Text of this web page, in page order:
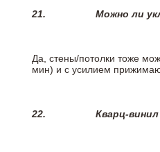
21. Можно ли
Да, стены/потолки тоже
мин) и с усилием
22. Кварц-